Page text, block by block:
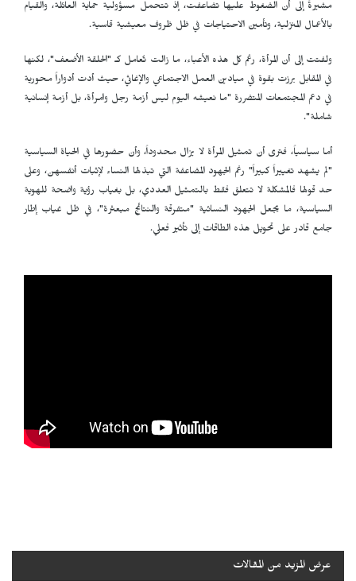
مشيرةً إلى أن الضغوط عليها تضاعفت، إذ تتحمل مسؤولية حماية العائلة، والقيام
بالأعمال المنزلية، وتأمين الاحتياجات في ظل ظروف معيشية قاسية.
ولفتت إلى أن المرأة، رغم كل هذه الأعباء، ما زالت تُعامل كـ "الحلقة الأضعف"، لكنها
في المقابل برزت بقوة في ميادين العمل الاجتماعي والإغاثي، حيث أدت أدواراً محورية
في دعم المجتمعات المتضررة "ما نعيشه اليوم ليس أزمة رجل وامرأة، بل أزمة إنسانية
شاملة".
أما سياسياً، فترى أن تمثيل المرأة لا يزال محدوداً، وأن حضورها في الحياة السياسية
"لم يشهد تغييراً كبيراً" رغم الجهود المضاعفة التي تبذلها النساء لإثبات أنفسهن، وعلى
حد قولها فالمشكلة لا تتعلق فقط بالتمثيل العددي، بل بغياب رؤية واضحة للهوية
السياسية، ما يجعل الجهود النسائية "متفرقة والنتائج مبعثرة"، في ظل غياب إطار
جامع قادر على تحويل هذه الطاقات إلى تأثير فعلي.
عرض المزيد من المقالات